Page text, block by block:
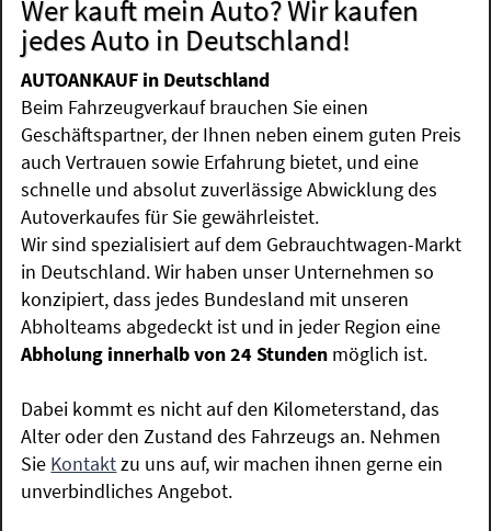
Wer kauft mein Auto? Wir kaufen
jedes Auto in Deutschland!
AUTOANKAUF in Deutschland
Beim Fahrzeugverkauf brauchen Sie einen
Geschäftspartner, der Ihnen neben einem guten Preis
auch Vertrauen sowie Erfahrung bietet, und eine
schnelle und absolut zuverlässige Abwicklung des
Autoverkaufes für Sie gewährleistet.
Wir sind spezialisiert auf dem Gebrauchtwagen-Markt
in Deutschland. Wir haben unser Unternehmen so
konzipiert, dass jedes Bundesland mit unseren
Abholteams abgedeckt ist und in jeder Region eine
Abholung innerhalb von 24 Stunden möglich ist.
Dabei kommt es nicht auf den Kilometerstand, das
Alter oder den Zustand des Fahrzeugs an. Nehmen
Sie Kontaktzu uns auf, wir machen ihnen gerne ein
unverbindliches Angebot.